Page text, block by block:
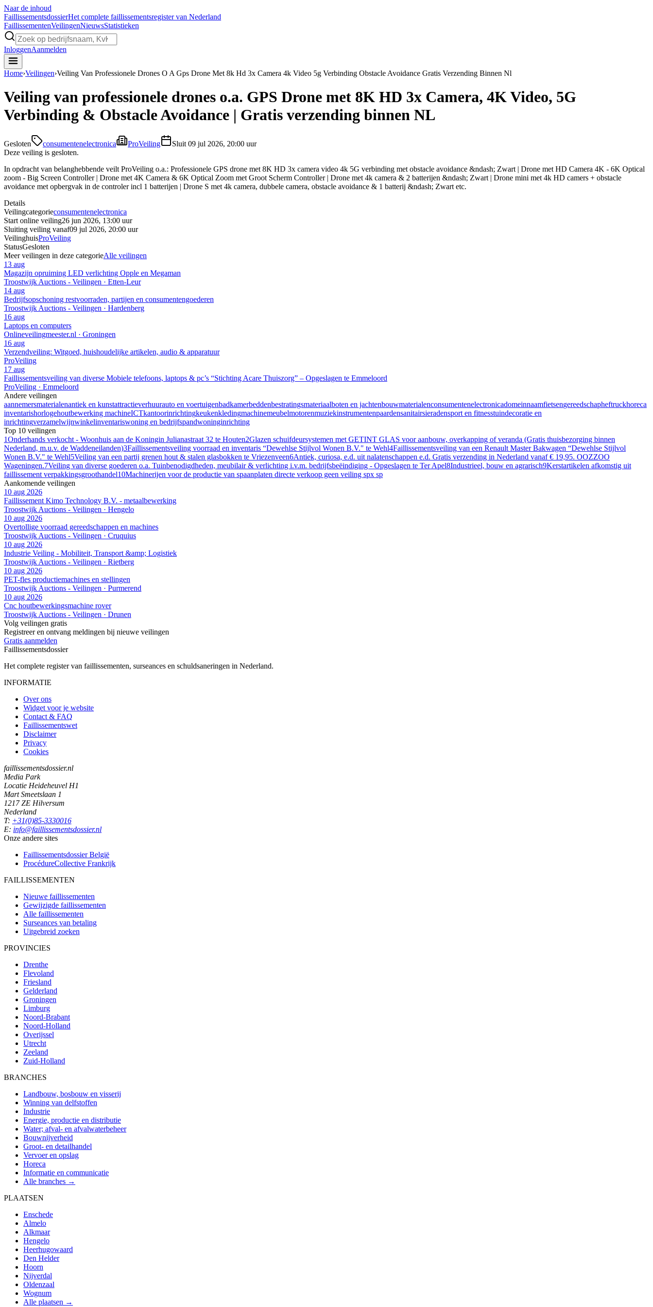
Naar de inhoud
FaillissementsdossierHet complete faillissementsregister van Nederland
FaillissementenVeilingenNieuwsStatistieken
InloggenAanmelden
Home›Veilingen›Veiling Van Professionele Drones O A Gps Drone Met 8k Hd 3x Camera 4k Video 5g Verbinding Obstacle Avoidance Gratis Verzending Binnen Nl
Veiling van professionele drones o.a. GPS Drone met 8K HD 3x Camera, 4K Video, 5G
Verbinding & Obstacle Avoidance | Gratis verzending binnen NL
Gesloten consumentenelectronica ProVeiling Sluit 09 jul 2026, 20:00 uur
Deze veiling is gesloten.
In opdracht van belanghebbende veilt ProVeiling o.a.: Professionele GPS drone met 8K HD 3x camera video 4k 5G verbinding met obstacle avoidance &ndash; Zwart | Drone met HD Camera 4K - 6K Optical
zoom - Big Screen Controller | Drone met 4K Camera & 6K Optical Zoom met Groot Scherm Controller | Drone met 4k camera & 2 batterijen &ndash; Zwart | Drone mini met 4k HD camers + obstacle
avoidance met opbergvak in de controler incl 1 batterijen | Drone S met 4k camera, dubbele camera, obstacle avoidance & 1 batterij &ndash; Zwart etc.
Details
Veilingcategorieconsumentenelectronica
Start online veiling26 jun 2026, 13:00 uur
Sluiting veiling vanaf09 jul 2026, 20:00 uur
VeilinghuisProVeiling
StatusGesloten
Meer veilingen in deze categorieAlle veilingen
13 aug
Magazijn opruiming LED verlichting Opple en Megaman
Troostwijk Auctions - Veilingen · Etten-Leur
14 aug
Bedrijfsopschoning restvoorraden, partijen en consumentengoederen
Troostwijk Auctions - Veilingen · Hardenberg
16 aug
Laptops en computers
Onlineveilingmeester.nl · Groningen
16 aug
Verzendveiling: Witgoed, huishoudelijke artikelen, audio & apparatuur
ProVeiling
17 aug
Faillissementsveiling van diverse Mobiele telefoons, laptops & pc’s “Stichting Acare Thuiszorg” – Opgeslagen te Emmeloord
ProVeiling · Emmeloord
Andere veilingen
aannemersmaterialenantiek en kunstattractieverhuurauto en voertuigenbadkamerbeddenbestratingsmateriaalboten en jachtenbouwmaterialenconsumentenelectronicadomeinnaamfietsengereedschapheftruckhoreca
inventarishorlogehoutbewerking machineICTkantoorinrichtingkeukenkledingmachinemeubelmotorenmuziekinstrumentenpaardensanitairsieradensport en fitnesstuindecoratie en
inrichtingverzamelwijnwinkelinventariswoning en bedrijfspandwoninginrichting
Top 10 veilingen
1Onderhands verkocht - Woonhuis aan de Koningin Julianastraat 32 te Houten2Glazen schuifdeursystemen met GETINT GLAS voor aanbouw, overkapping of veranda (Gratis thuisbezorging binnen
Nederland, m.u.v. de Waddeneilanden)3Faillissementsveiling voorraad en inventaris “Dewehlse Stijlvol Wonen B.V." te Wehl4Faillissementsveiling van een Renault Master Bakwagen “Dewehlse Stijlvol
Wonen B.V." te Wehl5Veiling van een partij grenen hout & stalen glasbokken te Vriezenveen6Antiek, curiosa, e.d. uit nalatenschappen e.d. Gratis verzending in Nederland vanaf € 19,95. OOZZOO
Wageningen.7Veiling van diverse goederen o.a. Tuinbenodigdheden, meubilair & verlichting i.v.m. bedrijfsbeëindiging - Opgeslagen te Ter Apel8Industrieel, bouw en agrarisch9Kerstartikelen afkomstig uit
faillissement verpakkingsgroothandel10Machinerijen voor de productie van spaanplaten directe verkoop geen veiling spx sp
Aankomende veilingen
10 aug 2026
Faillissement Kimo Technology B.V. - metaalbewerking
Troostwijk Auctions - Veilingen · Hengelo
10 aug 2026
Overtollige voorraad gereedschappen en machines
Troostwijk Auctions - Veilingen · Cruquius
10 aug 2026
Industrie Veiling - Mobiliteit, Transport &amp; Logistiek
Troostwijk Auctions - Veilingen · Rietberg
10 aug 2026
PET-fles productiemachines en stellingen
Troostwijk Auctions - Veilingen · Purmerend
10 aug 2026
Cnc houtbewerkingsmachine rover
Troostwijk Auctions - Veilingen · Drunen
Volg veilingen gratis
Registreer en ontvang meldingen bij nieuwe veilingen
Gratis aanmelden
Faillissementsdossier
Het complete register van faillissementen, surseances en schuldsaneringen in Nederland.
INFORMATIE
Over ons
Widget voor je website
Contact & FAQ
Faillissementswet
Disclaimer
Privacy
Cookies
faillissementsdossier.nl
Media Park
Locatie Heideheuvel H1
Mart Smeetslaan 1
1217 ZE Hilversum
Nederland
T: +31(0)85-3330016
E: info@faillissementsdossier.nl
Onze andere sites
Faillissementsdossier België
ProcédureCollective Frankrijk
FAILLISSEMENTEN
Nieuwe faillissementen
Gewijzigde faillissementen
Alle faillissementen
Surseances van betaling
Uitgebreid zoeken
PROVINCIES
Drenthe
Flevoland
Friesland
Gelderland
Groningen
Limburg
Noord-Brabant
Noord-Holland
Overijssel
Utrecht
Zeeland
Zuid-Holland
BRANCHES
Landbouw, bosbouw en visserij
Winning van delfstoffen
Industrie
Energie, productie en distributie
Water; afval- en afvalwaterbeheer
Bouwnijverheid
Groot- en detailhandel
Vervoer en opslag
Horeca
Informatie en communicatie
Alle branches →
PLAATSEN
Enschede
Almelo
Alkmaar
Hengelo
Heerhugowaard
Den Helder
Hoorn
Nijverdal
Oldenzaal
Wognum
Alle plaatsen →